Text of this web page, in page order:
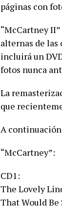
páginas con
“McCartney
alternas de las
incluirá un
fotos nunca
La
que
A
“McCartney”:
CD1:
The Lovely
That Would